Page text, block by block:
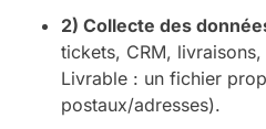
2) Collecte des
tickets, CRM,
Livrable : un fichier
postaux/adresses).